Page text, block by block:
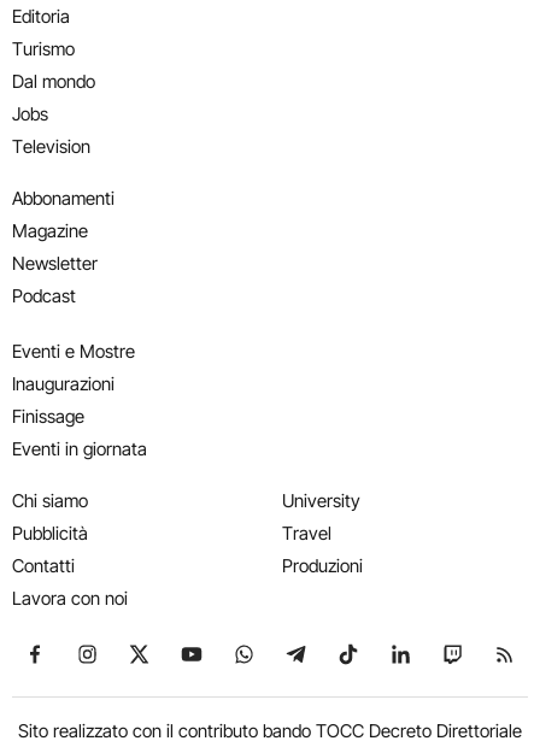
Editoria
Turismo
Dal mondo
Jobs
Television
Abbonamenti
Magazine
Newsletter
Podcast
Eventi e Mostre
Inaugurazioni
Finissage
Eventi in giornata
Chi siamo
Pubblicità
Contatti
Lavora con noi
University
Travel
Produzioni
Seguici su Facebook
Seguici su Instagram
Seguici su X
Seguici su YouTube
Seguici su WhatsApp
Seguici su Telegram
Seguici su TikTok
Seguici su
Seguici
Sito realizzato con il contributo bando TOCC Decreto Direttoriale